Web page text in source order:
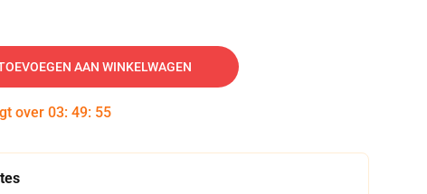
AAN WINKELWAGEN
over 03: 49: 54